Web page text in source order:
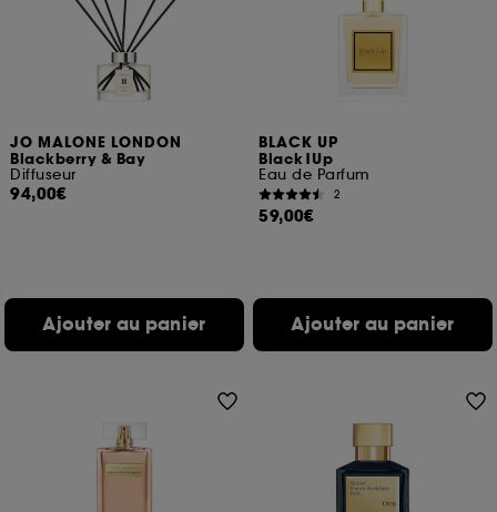
JO MALONE LONDON
Blackberry & Bay
Diffuseur
94,00€
Ajouter au panier
BLACK UP
Black|Up
Eau de Parfum
2
59,00€
Ajouter au panier